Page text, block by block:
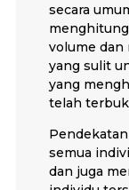
secara
volume dan
yang sulit
yang
telah
semua
dan juga